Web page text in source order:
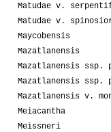
Matudae v.
Matudae v.
Maycobensis
Mazatlanensis
Mazatlanensis ssp.
Mazatlanensis
Mazatlanensis v.
Meiacantha
Meissneri